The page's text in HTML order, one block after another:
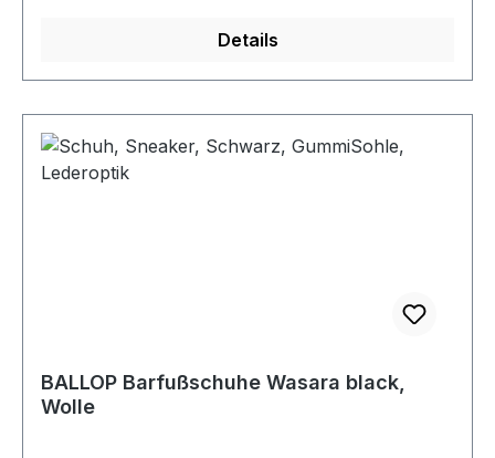
Details
BALLOP Barfußschuhe Wasara black,
Wolle